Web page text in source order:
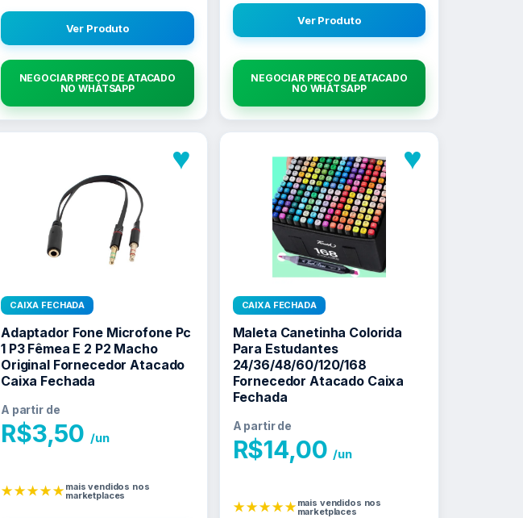
Ver Produto
NEGOCIAR PREÇO DE ATACADO
NO WHATSAPP
Ver Produto
NEGOCIAR PREÇO DE ATACADO
NO WHATSAPP
♥
CAIXA FECHADA
Adaptador Fone Microfone Pc
1 P3 Fêmea E 2 P2 Macho
Original Fornecedor Atacado
Caixa Fechada
A partir de
R$3,50 /un
★★★★★mais vendidos nos
marketplaces
♥
CAIXA FECHADA
Maleta Canetinha Colorida
Para Estudantes
24/36/48/60/120/168
Fornecedor Atacado Caixa
Fechada
A partir de
R$14,00 /un
★★★★★mais vendidos nos
marketplaces